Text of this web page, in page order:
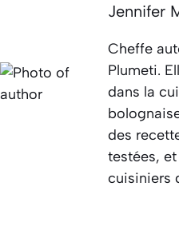
Jennifer
Cheffe
Plumeti.
dans la
des
testées,
cuisiniers